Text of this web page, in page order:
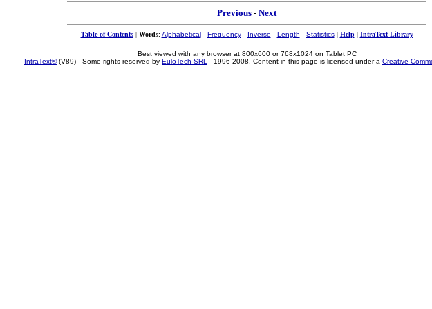
Previous - Next
Table of Contents| Words: Alphabetical- Frequency- Inverse - Length - Statistics| Help| IntraText Library
Best viewed with any browser at 800x600 or 768x1024 on Tablet PC
IntraText®(V89) - Some rights reserved by EuloTech SRL - 1996-2008. Content in this page is licensed under a Creative